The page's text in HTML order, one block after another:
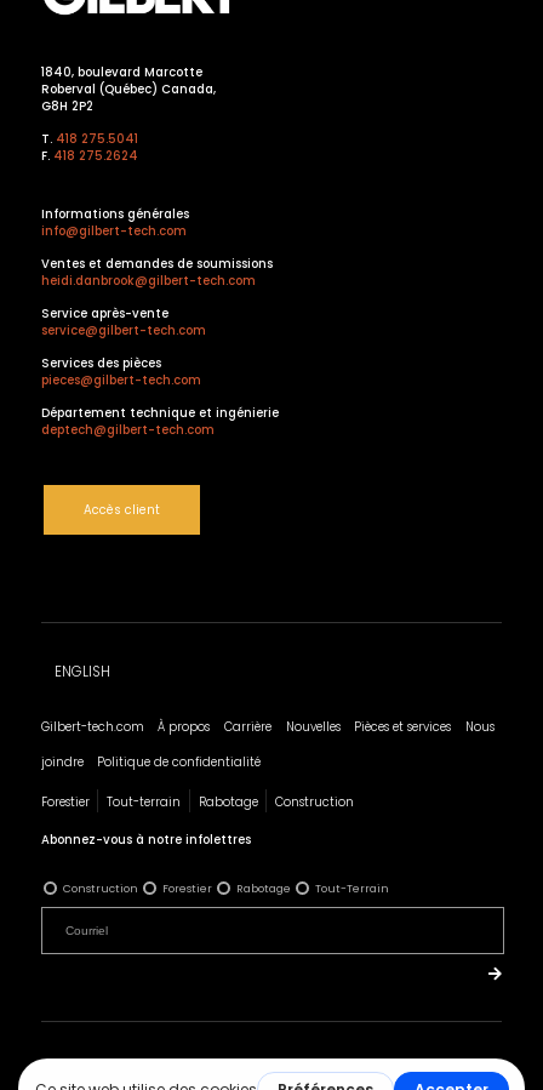
1840, boulevard Marcotte
Roberval (Québec) Canada,
G8H 2P2
T. 418 275.5041
F. 418 275.2624
Informations générales
info@gilbert-tech.com
Ventes et demandes de soumissions
heidi.danbrook@gilbert-tech.com
Service après-vente
service@gilbert-tech.com
Services des pièces
pieces@gilbert-tech.com
Département technique et ingénierie
deptech@gilbert-tech.com
Accès client
ENGLISH
Gilbert-tech.com À propos Carrière Nouvelles Pièces et services Nous
joindre Politique de confidentialité
Forestier Tout-terrain Rabotage Construction
Abonnez-vous à notre infolettres
Construction Forestier Rabotage Tout-Terrain
© 2019 Tous droits réservés - Les Produits Gilbert.